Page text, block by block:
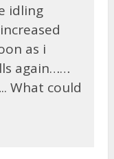
idling
as i
again……
What could